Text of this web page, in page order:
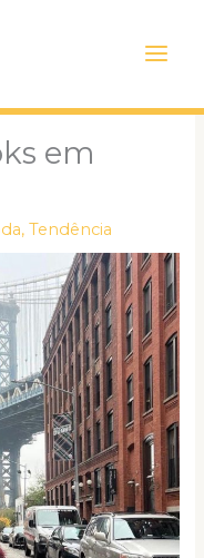
Menu
em
,Tendência